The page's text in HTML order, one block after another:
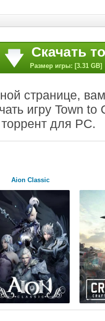
Скачать
Размер игры: [3.31 GB]
странице,
игру Town
для PC.
Aion Classic